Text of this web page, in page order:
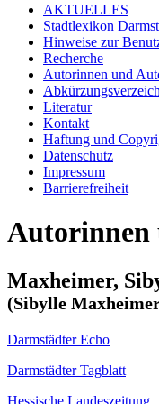
AKTUELLES
Stadtlexikon
Hinweise zur
Recherche
Autorinnen und
Literatur
Kontakt
Haftung und
Datenschutz
Impressum
Barrierefreiheit
Autorinnen
Maxheimer,
(Sibylle
Darmstädter Echo
Darmstädter Tagblatt
Hessische Landeszeitung